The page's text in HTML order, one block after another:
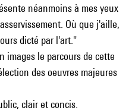
néanmoins à mes yeux
Où que j'aille,
dicté par l'art."
images le parcours de cette
des oeuvres majeures
clair et concis.